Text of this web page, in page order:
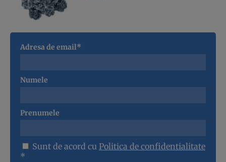
Adresa de email*
Numele
Prenumele
Sunt de acord cu Politica de confidentialitate
*